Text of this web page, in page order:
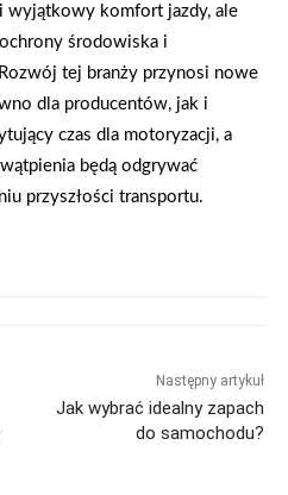
wyjątkowy komfort jazdy, ale
środowiska i
tej branży przynosi nowe
dla producentów, jak i
czas dla motoryzacji, a
będą odgrywać
przyszłości transportu.
Następny artykuł
Jak wybrać idealny zapach
do samochodu?